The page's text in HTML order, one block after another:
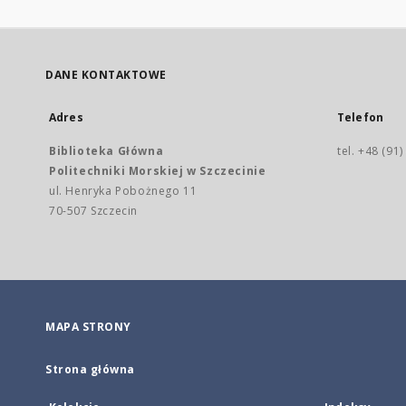
DANE KONTAKTOWE
Adres
Biblioteka Główna
Politechniki Morskiej w Szczecinie
ul. Henryka Pobożnego 11
70-507 Szczecin
Telefon
tel. +48
MAPA STRONY
Strona główna